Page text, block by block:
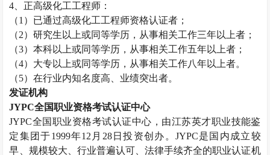
4 、正高级化工工程师：
（1 ）已通过高级化工工程师资格认证者；
（2）研究生以上或同等学历，从事相关工作三年以上者；
（3）本科以上或同等学历，从事相关工作五年以上者；
（4）大专以上或同等学历，从事相关工作八年以上者。
（5）在行业内知名度高、业绩突出者。
发证机构
JYPC全国职业资格考试认证中心
JYPC全国职业资格考试认证中心，由江苏英才职业技能鉴
定集团于1999年12 月 28日投资创办。 JYPC是国内成立较
早、规模较大、行业普遍认可、法律手续齐全的职业认证机